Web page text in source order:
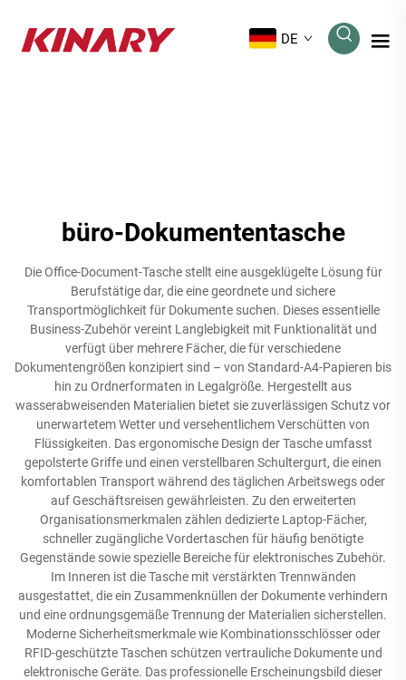
DE
büro-Dokumententasche
Die Office-Document-Tasche stellt eine ausgeklügelte Lösung für
Berufstätige dar, die eine geordnete und sichere
Transportmöglichkeit für Dokumente suchen. Dieses essentielle
Business-Zubehör vereint Langlebigkeit mit Funktionalität und
verfügt über mehrere Fächer, die für verschiedene
Dokumentengrößen konzipiert sind – von Standard-A4-Papieren bis
hin zu Ordnerformaten in Legalgröße. Hergestellt aus
wasserabweisenden Materialien bietet sie zuverlässigen Schutz vor
unerwartetem Wetter und versehentlichem Verschütten von
Flüssigkeiten. Das ergonomische Design der Tasche umfasst
gepolsterte Griffe und einen verstellbaren Schultergurt, die einen
komfortablen Transport während des täglichen Arbeitswegs oder
auf Geschäftsreisen gewährleisten. Zu den erweiterten
Organisationsmerkmalen zählen dedizierte Laptop-Fächer,
schneller zugängliche Vordertaschen für häufig benötigte
Gegenstände sowie spezielle Bereiche für elektronisches Zubehör.
Im Inneren ist die Tasche mit verstärkten Trennwänden
ausgestattet, die ein Zusammenknüllen der Dokumente verhindern
und eine ordnungsgemäße Trennung der Materialien sicherstellen.
Moderne Sicherheitsmerkmale wie Kombinationsschlösser oder
RFID-geschützte Taschen schützen vertrauliche Dokumente und
elektronische Geräte. Das professionelle Erscheinungsbild dieser